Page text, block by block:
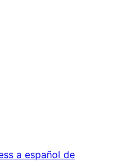
a español de